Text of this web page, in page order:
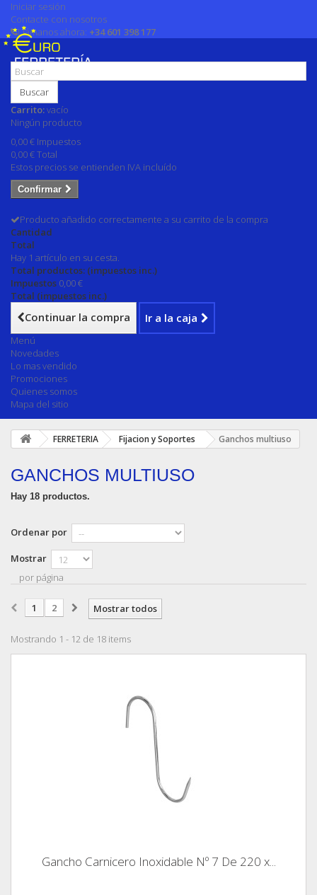
Iniciar sesión
Contacte con nosotros
Llámanos ahora: +34 601 398 177
Buscar
Carrito:vacío
Ningún producto
0,00 € Impuestos
0,00 €Total
Estos precios se entienden IVA incluído
Confirmar
Producto añadido correctamente a su carrito de la compra
Cantidad
Total
Hay 1 artículo en su cesta.
Total productos: (impuestos inc.)
Impuestos 0,00 €
Total (impuestos inc.)
Continuar la compra Ir a la caja
Menú
Novedades
Lo mas vendido
Promociones
Quienes somos
Mapa del sitio
FERRETERIA Fijacion y Soportes Ganchos multiuso
GANCHOS MULTIUSO
Hay 18 productos.
Ordenar por
Mostrar
por página
Mostrar todos
1 2
Mostrando 1 - 12 de 18 items
Gancho Carnicero Inoxidable Nº 7 De 220 x...